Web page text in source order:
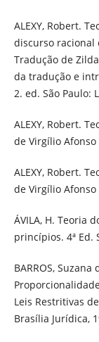
ALEXY, Robert.
discurso racional
Tradução de
da tradução e
2. ed. São Paulo:
ALEXY, Robert.
de Virgílio Afonso
ALEXY, Robert.
de Virgílio Afonso
ÁVILA, H. Teoria
princípios. 4ª Ed.
BARROS,
Leis Restritivas
Brasília Jurídica,